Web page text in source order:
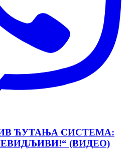
ЋУТАЊА СИСТЕМА:
(ВИДЕО)